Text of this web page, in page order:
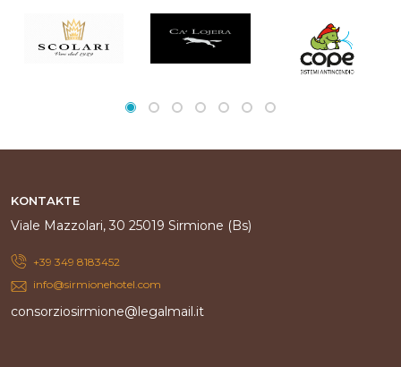
KONTAKTE
Viale Mazzolari, 30 25019 Sirmione (Bs)
+39 349 8183452
info@sirmionehotel.com
consorziosirmione@legalmail.it